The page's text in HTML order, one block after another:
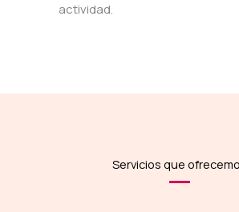
actividad.
Servicios que